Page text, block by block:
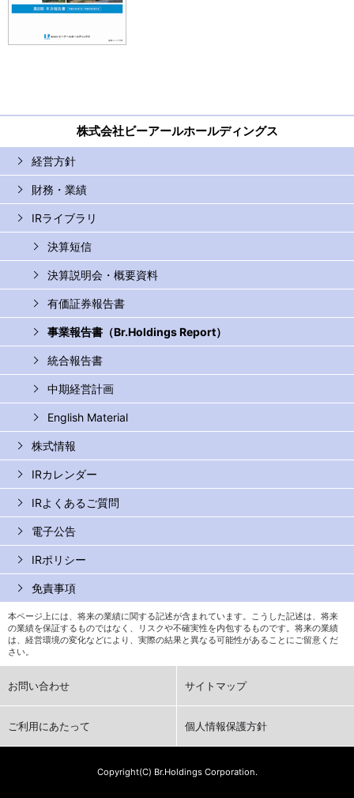
株式会社ビーアールホールディングス
経営方針
財務・業績
IRライブラリ
決算短信
決算説明会・概要資料
有価証券報告書
事業報告書（Br.Holdings Report）
統合報告書
中期経営計画
English Material
株式情報
IRカレンダー
IRよくあるご質問
電子公告
IRポリシー
免責事項
本ページ上には、将来の業績に関する記述が含まれています。こうした記述は、将来
の業績を保証するものではなく、リスクや不確実性を内包するものです。将来の業績
は、経営環境の変化などにより、実際の結果と異なる可能性があることにご留意くだ
さい。
お問い合わせ サイトマップ
ご利用にあたって 個人情報保護方針
Copyright(C) Br.Holdings Corporation.